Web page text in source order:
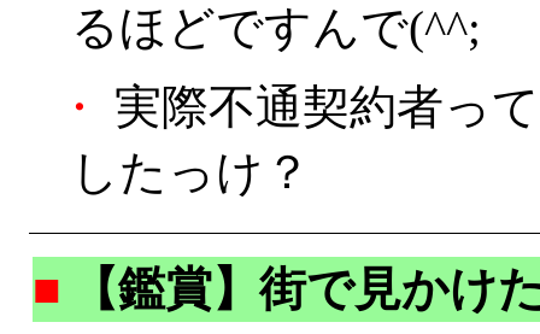
るほどですんで(^^;
・
実際不通契約者っ
したっけ？
■
【鑑賞】街で見かけ